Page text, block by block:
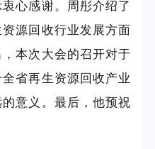
心感谢。周彤介绍了
源回收行业发展方面
本次大会的召开对于
省再生资源回收产业
意义。最后，他预祝